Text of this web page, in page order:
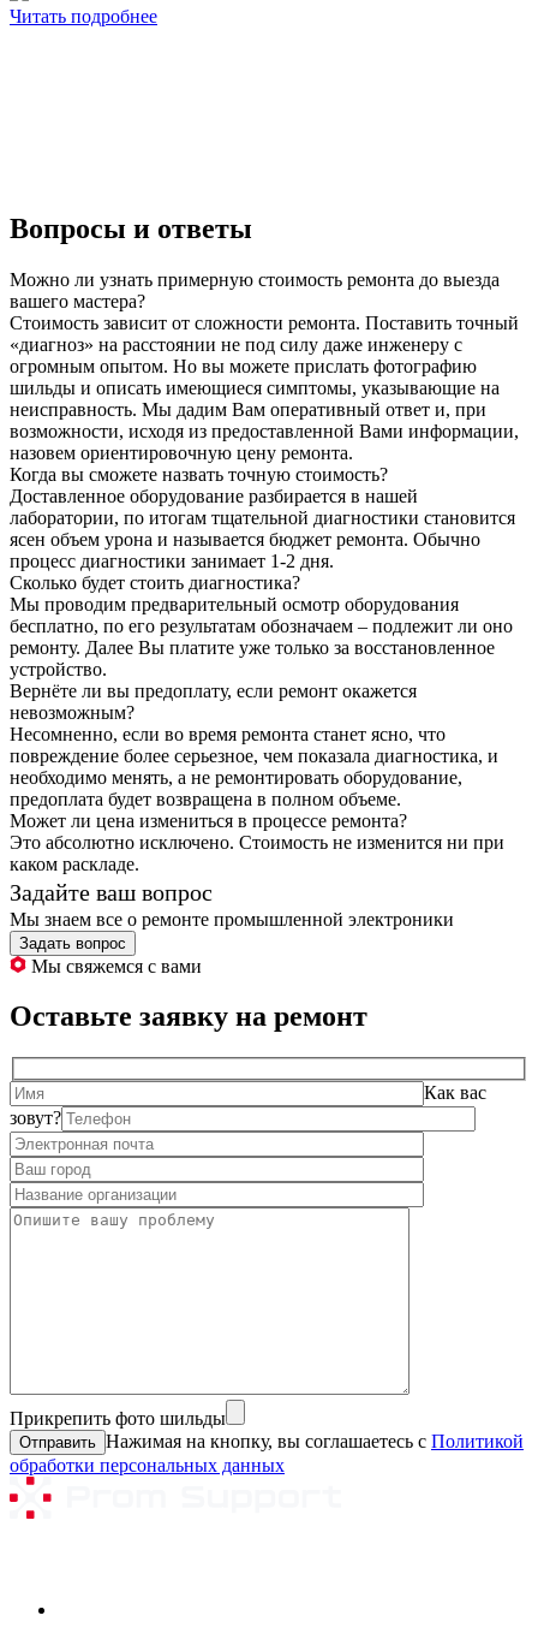
Читать подробнее
Вопросы и ответы
Можно ли узнать примерную стоимость ремонта до выезда
вашего мастера?
Стоимость зависит от сложности ремонта. Поставить точный
«диагноз» на расстоянии не под силу даже инженеру с
огромным опытом. Но вы можете прислать фотографию
шильды и описать имеющиеся симптомы, указывающие на
неисправность. Мы дадим Вам оперативный ответ и, при
возможности, исходя из предоставленной Вами информации,
назовем ориентировочную цену ремонта.
Когда вы сможете назвать точную стоимость?
Доставленное оборудование разбирается в нашей
лаборатории, по итогам тщательной диагностики становится
ясен объем урона и называется бюджет ремонта. Обычно
процесс диагностики занимает 1-2 дня.
Сколько будет стоить диагностика?
Мы проводим предварительный осмотр оборудования
бесплатно, по его результатам обозначаем – подлежит ли оно
ремонту. Далее Вы платите уже только за восстановленное
устройство.
Вернёте ли вы предоплату, если ремонт окажется
невозможным?
Несомненно, если во время ремонта станет ясно, что
повреждение более серьезное, чем показала диагностика, и
необходимо менять, а не ремонтировать оборудование,
предоплата будет возвращена в полном объеме.
Может ли цена измениться в процессе ремонта?
Это абсолютно исключено. Стоимость не изменится ни при
каком раскладе.
Задайте ваш вопрос
Мы знаем все о ремонте промышленной электроники
Задать вопрос
Мы свяжемся с вами
Оставьте заявку на ремонт
Как вас
зовут?
Прикрепить фото шильды
Нажимая на кнопку, вы соглашаетесь с Политикой
обработки персональных данных